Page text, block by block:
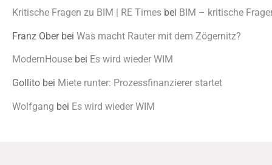
Kritische Fragen zu BIM | RE Times bei BIM – kritische
Franz Oberbei Was macht Rauter mit dem Zögernitz?
ModernHouse bei Es wird wieder WIM
Gollito bei Miete runter: Prozessfinanzierer startet
Wolfgang bei Es wird wieder WIM